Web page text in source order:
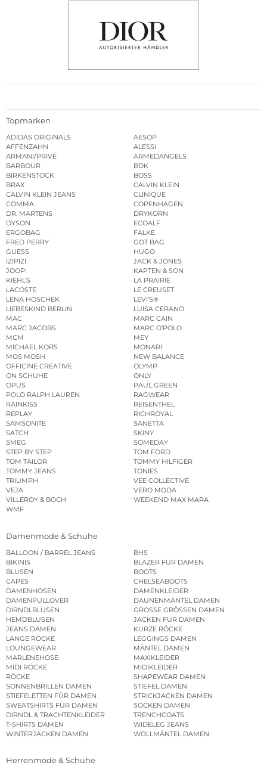
Topmarken
ADIDAS ORIGINALS
AESOP
AFFENZAHN
ALESSI
ARMANI/PRIVÉ
ARMEDANGELS
BARBOUR
BDK
BIRKENSTOCK
BOSS
BRAX
CALVIN KLEIN
CALVIN KLEIN JEANS
CLINIQUE
COMMA
COPENHAGEN
DR. MARTENS
DRYKORN
DYSON
ECOALF
ERGOBAG
FALKE
FRED PERRY
GOT BAG
GUESS
HUGO
IZIPIZI
JACK & JONES
JOOP!
KAPTEN & SON
KIEHL’S
LA PRAIRIE
LACOSTE
LE CREUSET
LENA HOSCHEK
LEVI’S®
LIEBESKIND BERLIN
LUISA CERANO
MAC
MARC CAIN
MARC JACOBS
MARC O’POLO
MCM
MEY
MICHAEL KORS
MONARI
MOS MOSH
NEW BALANCE
OFFICINE CREATIVE
OLYMP
ON SCHUHE
ONLY
OPUS
PAUL GREEN
POLO RALPH LAUREN
RAGWEAR
RAINKISS
REISENTHEL
REPLAY
RICHROYAL
SAMSONITE
SANETTA
SATCH
SKINY
SMEG
SOMEDAY
STEP BY STEP
TOM FORD
TOM TAILOR
TOMMY HILFIGER
TOMMY JEANS
TONIES
TRIUMPH
VEE COLLECTIVE
VEJA
VERO MODA
VILLEROY & BOCH
WEEKEND MAX MARA
WMF
Damenmode & Schuhe
BALLOON / BARREL JEANS
BHS
BIKINIS
BLAZER FÜR DAMEN
BLUSEN
BOOTS
CAPES
CHELSEABOOTS
DAMENHOSEN
DAMENKLEIDER
DAMENPULLOVER
DAUNENMÄNTEL DAMEN
DIRNDLBLUSEN
GROSSE GRÖSSEN DAMEN
HEMDBLUSEN
JACKEN FÜR DAMEN
JEANS DAMEN
KURZE RÖCKE
LANGE RÖCKE
LEGGINGS DAMEN
LOUNGEWEAR
MÄNTEL DAMEN
MARLENEHOSE
MAXIKLEIDER
MIDI RÖCKE
MIDIKLEIDER
RÖCKE
SHAPEWEAR DAMEN
SONNENBRILLEN DAMEN
STIEFEL DAMEN
STIEFELETTEN FÜR DAMEN
STRICKJACKEN DAMEN
SWEATSHIRTS FÜR DAMEN
SOCKEN DAMEN
DIRNDL & TRACHTENKLEIDER
TRENCHCOATS
T-SHIRTS DAMEN
WIDELEG JEANS
WINTERJACKEN DAMEN
WOLLMÄNTEL DAMEN
Herrenmode & Schuhe